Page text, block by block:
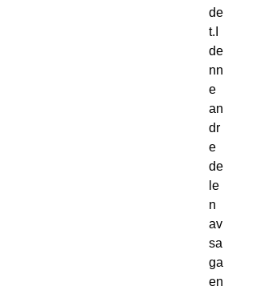
de
t.I
de
nn
e
an
dr
e
de
le
n
av
sa
ga
en